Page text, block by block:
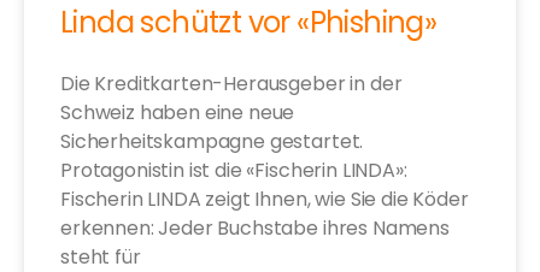
Linda schützt vor «Phishing»
Die Kreditkarten-Herausgeber in der
Schweiz haben eine neue
Sicherheitskampagne gestartet.
Protagonistin ist die «Fischerin LINDA»:
Fischerin LINDA zeigt Ihnen, wie Sie die Köder
erkennen: Jeder Buchstabe ihres Namens
steht für